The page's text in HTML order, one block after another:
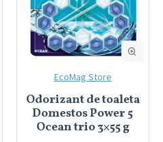
EcoMag Store
Odorizant de toaleta
Domestos Power 5
Ocean trio 3×55 g